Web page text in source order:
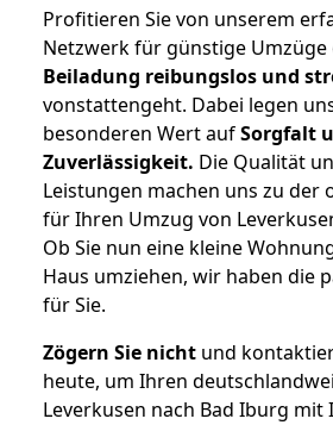
Profitieren Sie von unserem
Netzwerk für günstige Umzüge
Beiladung reibungslos und
vonstattengeht. Dabei legen
besonderen Wert aufSorgfalt
Zuverlässigkeit. Die Qualität
Leistungen machen uns zu der
für Ihren Umzug von
Ob Sie nun eine kleine
Haus umziehen, wir haben die
für Sie.
Zögern Sie nicht und
heute, um Ihren
Leverkusen nach Bad Iburg mit